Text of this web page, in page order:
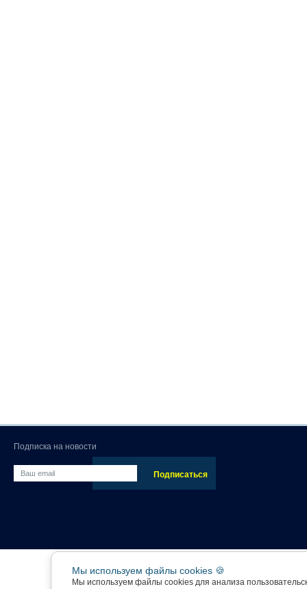
Подписка на новости
Мы используем файлы cookies 🍪
Мы используем файлы cookies для анализа